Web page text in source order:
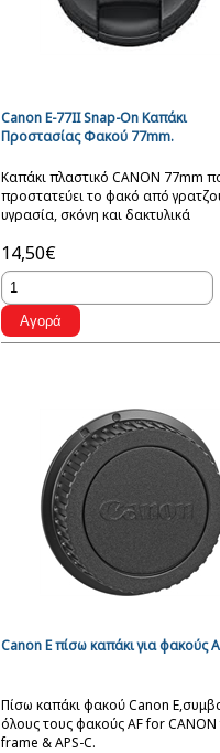
Canon E-77II Snap-On Καπάκι
Προστασίας Φακού 77mm.
Καπάκι πλαστικό CANON 77mm
προστατεύει το φακό από
υγρασία, σκόνη και δακτυλικά
14,50€
Canon Ε πίσω καπάκι για φακούς
Πίσω καπάκι φακού Canon
όλους τους φακούς AF for CANON
frame & APS-C.